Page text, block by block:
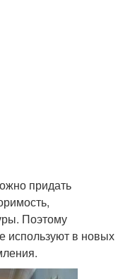
придать
Поэтому
используют в новых